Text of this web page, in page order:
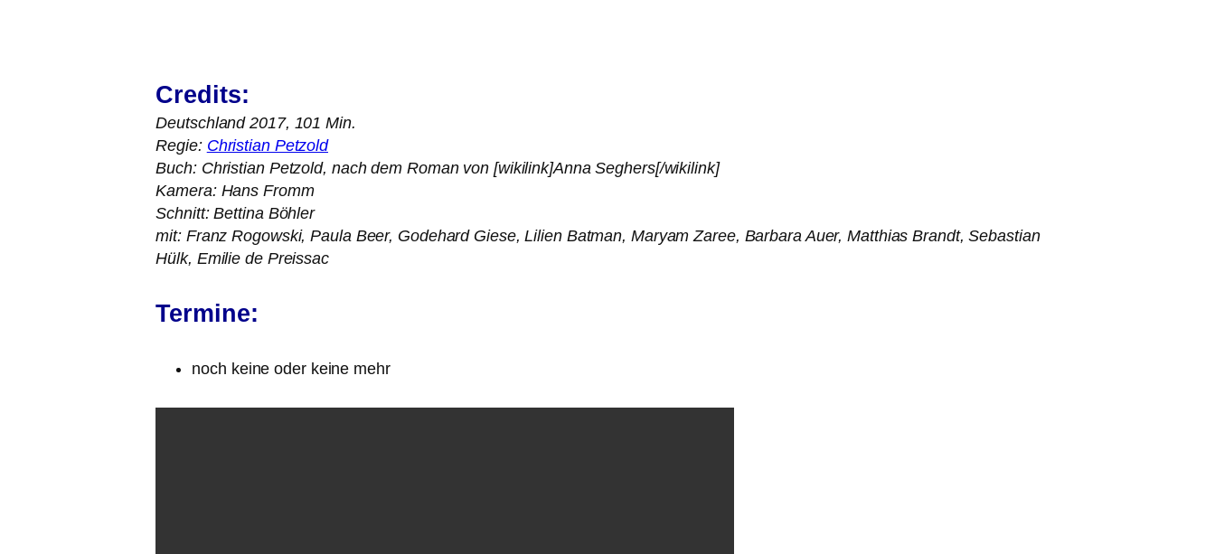
Credits:
Deutschland 2017, 101 Min.
Regie: Christian Petzold
Buch: Christian Petzold, nach dem Roman von [wikilink]Anna Seghers[/wikilink]
Kamera: Hans Fromm
Schnitt: Bettina Böhler
mit: Franz Rogowski, Paula Beer, Godehard Giese, Lilien Batman, Maryam Zaree, Barbara Auer, Matthias Brandt, Sebastian
Hülk, Emilie de Preissac
Termine:
noch kei­ne oder kei­ne mehr